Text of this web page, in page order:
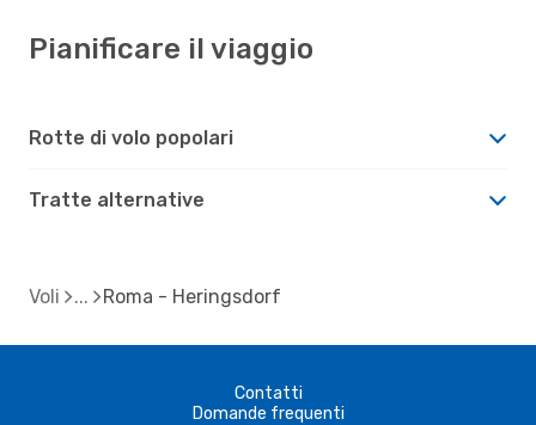
Pianificare il viaggio
Rotte di volo popolari
Tratte alternative
Voli Roma - Heringsdorf
Contatti
Domande frequenti